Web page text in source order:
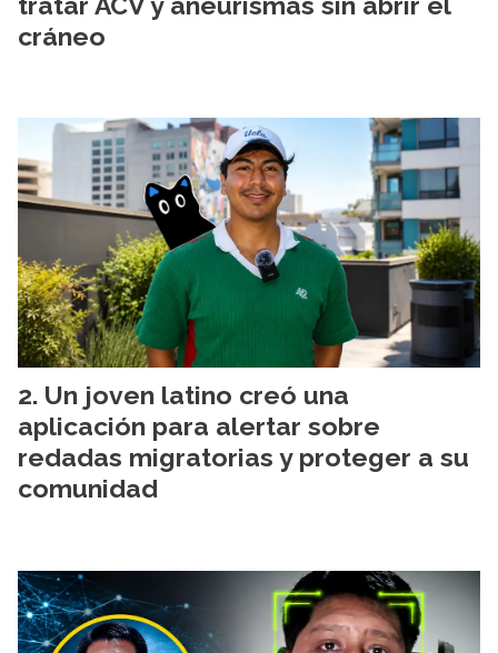
cráneo
Un joven latino creó una
aplicación para alertar sobre
redadas migratorias y proteger a su
comunidad